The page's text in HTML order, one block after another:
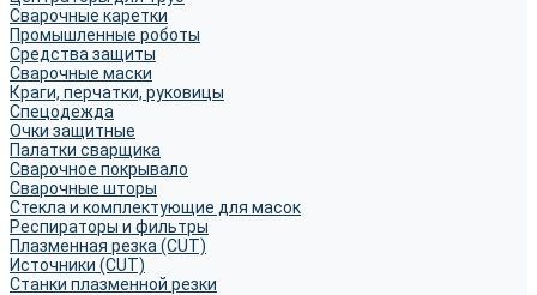
Сварочные каретки
Промышленные роботы
Средства защиты
Сварочные маски
Краги, перчатки, руковицы
Спецодежда
Очки защитные
Палатки сварщика
Сварочное покрывало
Сварочные шторы
Стекла и комплектующие для масок
Респираторы и фильтры
Плазменная резка (CUT)
Источники (CUT)
Станки плазменной резки